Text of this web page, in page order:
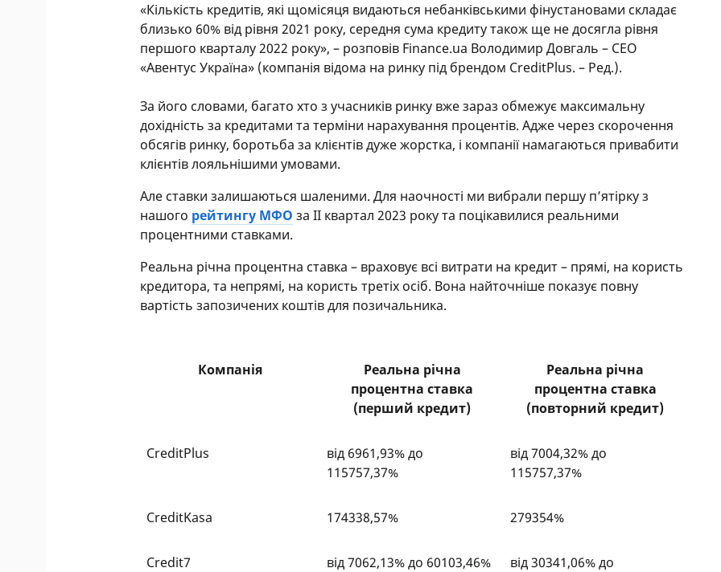
«Кількість кредитів, які щомісяця видаються небанківськими фінустановами складає
близько 60% від рівня 2021 року, середня сума кредиту також ще не досягла рівня
першого кварталу 2022 року», – розповів Finance.ua Володимир Довгаль – CEO
«Авентус Україна» (компанія відома на ринку під брендом CreditPlus. – Ред.).
За його словами, багато хто з учасників ринку вже зараз обмежує максимальну
дохідність за кредитами та терміни нарахування процентів. Адже через скорочення
обсягів ринку, боротьба за клієнтів дуже жорстка, і компанії намагаються привабити
клієнтів лояльнішими умовами.
Але ставки залишаються шаленими. Для наочності ми вибрали першу п’ятірку з
нашого рейтингу МФО за II квартал 2023 року та поцікавилися реальними
процентними ставками.
Реальна річна процентна ставка – враховує всі витрати на кредит – прямі, на користь
кредитора, та непрямі, на користь третіх осіб. Вона найточніше показує повну
вартість запозичених коштів для позичальника.
Компанія
Реальна річна
процентна ставка
(перший кредит)
Реальна річна
процентна ставка
(повторний кредит)
CreditPlus
від 6961,93% до
115757,37%
від 7004,32% до
115757,37%
CreditKasa 174338,57% 279354%
Credit7 від 7062,13% до 60103,46%
від 30341,06% до